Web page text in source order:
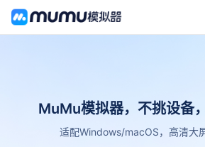
MuMu模拟器，不挑设备
适配Windows/macOS，高清大